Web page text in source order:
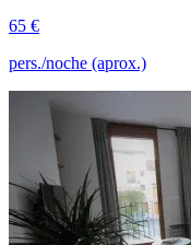
65 €
pers./noche (aprox.)